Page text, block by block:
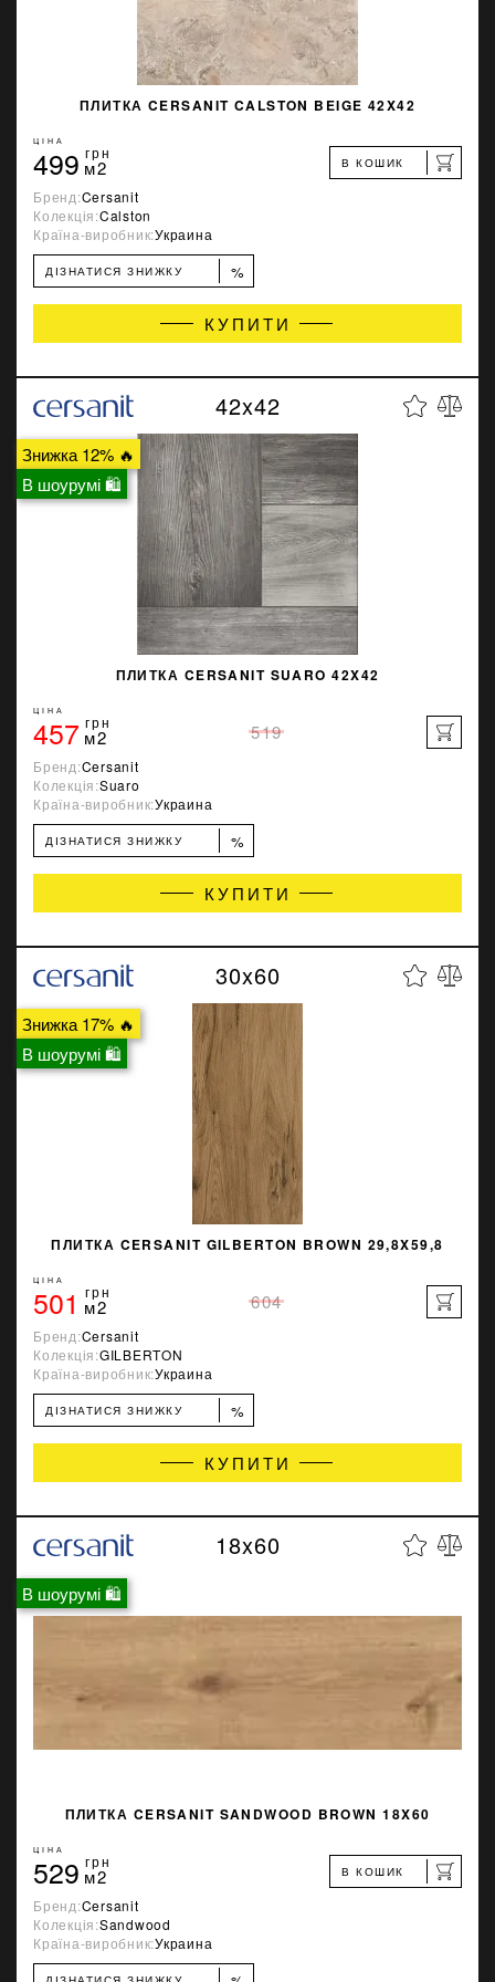
ПЛИТКА CERSANIT CALSTON BEIGE 42X42
ЦІНА
499 грн
м2 В КОШИК
Бренд:Cersanit
Колекція:Calston
Країна-виробник:Украина
ДІЗНАТИСЯ ЗНИЖКУ %
КУПИТИ
Знижка 12% 🔥
В шоурумі 🛍
42x42
ПЛИТКА CERSANIT SUARO 42X42
ЦІНА
457 грн
м2 519
Бренд:Cersanit
Колекція:Suaro
Країна-виробник:Украина
ДІЗНАТИСЯ ЗНИЖКУ %
КУПИТИ
Знижка 17% 🔥
В шоурумі 🛍
30x60
ПЛИТКА CERSANIT GILBERTON BROWN 29,8X59,8
ЦІНА
501 грн
м2 604
Бренд:Cersanit
Колекція:GILBERTON
Країна-виробник:Украина
ДІЗНАТИСЯ ЗНИЖКУ %
КУПИТИ
В шоурумі 🛍
18x60
ПЛИТКА CERSANIT SANDWOOD BROWN 18X60
ЦІНА
529 грн
м2 В КОШИК
Бренд:Cersanit
Колекція:Sandwood
Країна-виробник:Украина